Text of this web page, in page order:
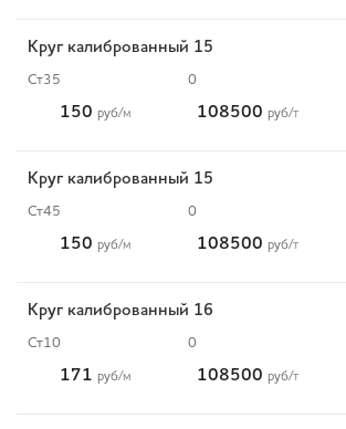
Круг калиброванный 15
Ст35 0
150 руб/м 108500 руб/т
Круг калиброванный 15
Ст45 0
150 руб/м 108500 руб/т
Круг калиброванный 16
Ст10 0
171 руб/м 108500 руб/т